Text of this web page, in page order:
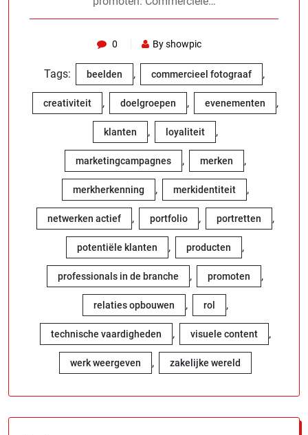
0 By showpic
Tags: beelden , commercieel fotograaf ,
creativiteit , doelgroepen , evenementen ,
klanten , loyaliteit ,
marketingcampagnes , merken ,
merkherkenning , merkidentiteit ,
netwerken actief , portfolio , portretten ,
potentiële klanten , producten ,
professionals in de branche , promoten ,
relaties opbouwen , rol ,
technische vaardigheden , visuele content ,
werk weergeven , zakelijke wereld